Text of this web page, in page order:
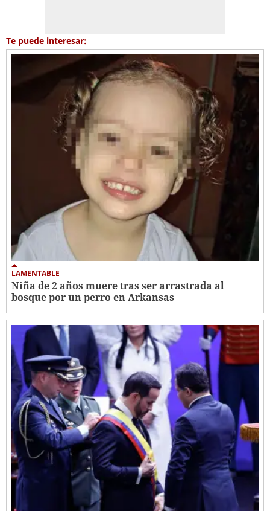
Te puede interesar:
LAMENTABLE
Niña de 2 años muere tras ser arrastrada al
bosque por un perro en Arkansas